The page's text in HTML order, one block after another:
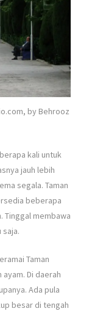
by Behrooz
kali untuk
jauh lebih
segala. Taman
beberapa
Tinggal membawa
Taman
Di daerah
Ada pula
besar di tengah